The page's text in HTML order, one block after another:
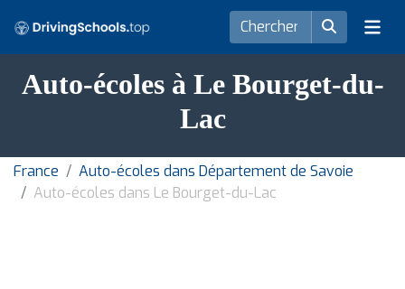
Auto-écoles à Le Bourget-du-
Lac
France
Auto-écoles dans Département de Savoie
Auto-écoles dans Le Bourget-du-Lac